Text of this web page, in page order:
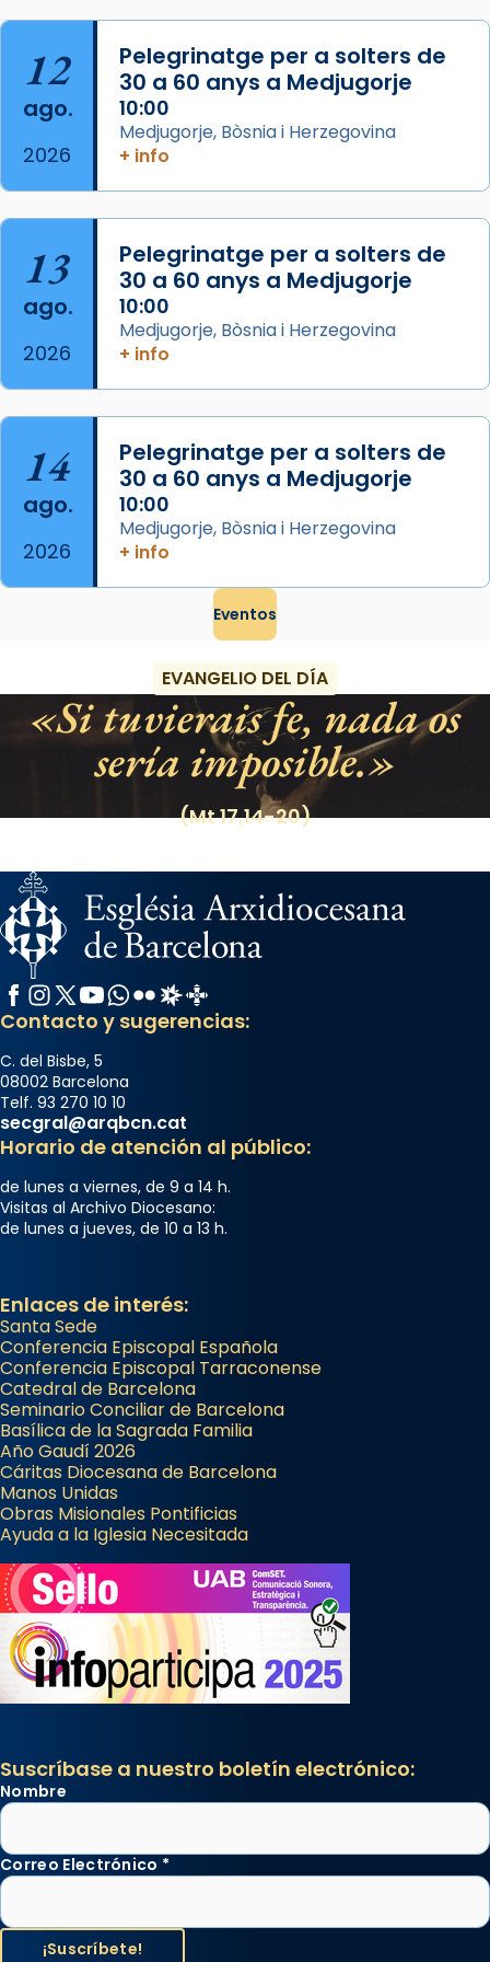
Acompanyant la història de sant Cugat, a
partir de l’Edat Mitjana sorgeix la tradició
que les santes Juliana (“relatiu a Júlia”) i
Semproniana (“relatiu a Semprònia =
eterna”) són deixebles seves. I l’any 1667, el
... Ver más
View on Facebook · Share
12
ago.
2026
Pelegrinatge per a solters de
30 a 60 anys a Medjugorje
10:00
Medjugorje, Bòsnia i Herzegovina
+ info
13
ago.
2026
Pelegrinatge per a solters de
30 a 60 anys a Medjugorje
10:00
Medjugorje, Bòsnia i Herzegovina
+ info
14
ago.
2026
Pelegrinatge per a solters de
30 a 60 anys a Medjugorje
10:00
Medjugorje, Bòsnia i Herzegovina
+ info
Eventos
EVANGELIO DEL DÍA
Si tuvierais fe, nada os
sería imposible.
(Mt 17,14-20)
Facebook
Instagram
X / Twitter
YouTube
WhatsApp
FlickrRadio Estel
Catalunya Cristiana
Contacto y sugerencias:
C. del Bisbe, 5
08002 Barcelona
Telf. 93 270 10 10
secgral@arqbcn.cat
Horario de atención al público:
de lunes a viernes, de 9 a 14 h.
Visitas al Archivo Diocesano:
de lunes a jueves, de 10 a 13 h.
Enlaces de interés:
Santa Sede
Conferencia Episcopal Española
Conferencia Episcopal Tarraconense
Catedral de Barcelona
Seminario Conciliar de Barcelona
Basílica de la Sagrada Familia
Año Gaudí 2026
Cáritas Diocesana de Barcelona
Manos Unidas
Obras Misionales Pontificias
Ayuda a la Iglesia Necesitada
Suscríbase a nuestro boletín electrónico:
Nombre
Correo Electrónico *